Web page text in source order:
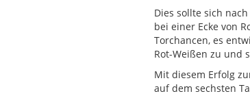
Dies sollte sich
bei einer Ecke von
Torchancen, es
Rot-Weißen zu und
Mit diesem Erfolg
auf dem sechsten